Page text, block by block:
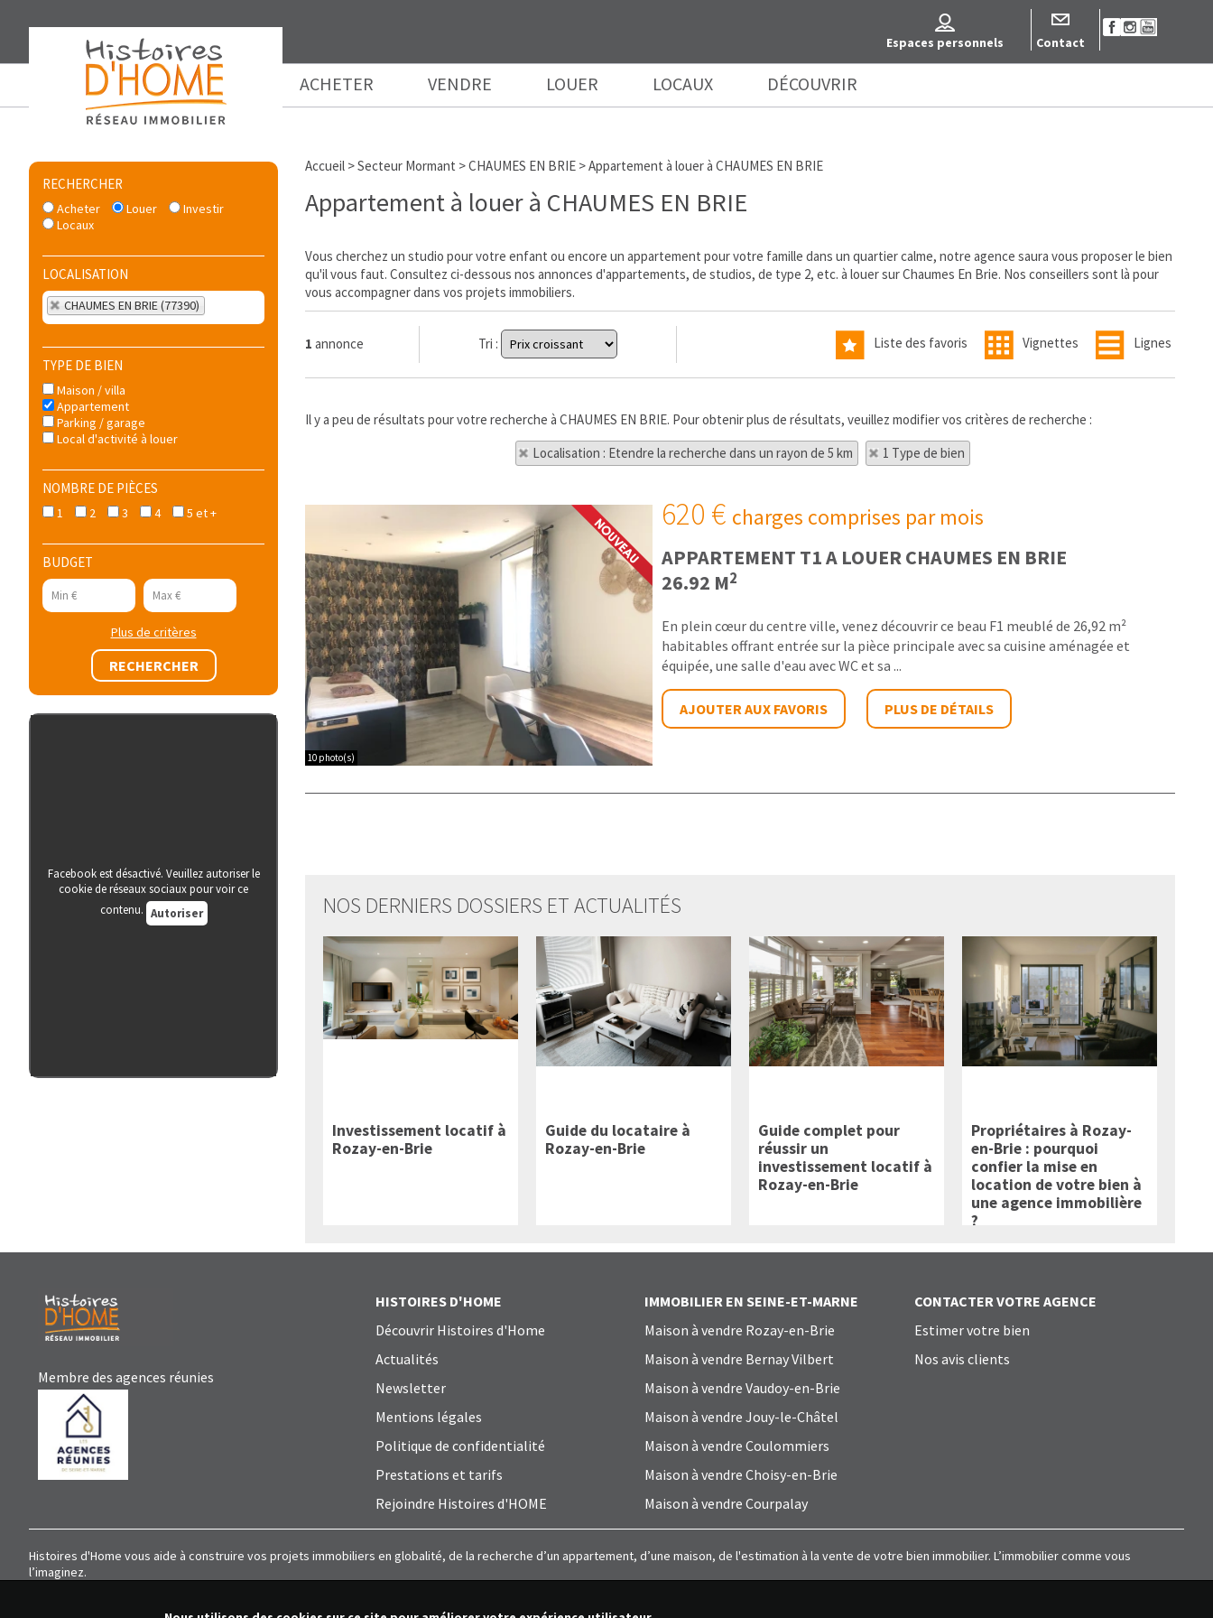
Contact
Espaces personnels
ACHETER VENDRE LOUER LOCAUX DÉCOUVRIR
RECHERCHER
Acheter Louer
Investir
Locaux
LOCALISATION
CHAUMES EN BRIE (77390)
TYPE DE BIEN
Maison / villa
Appartement
Parking / garage
Local d'activité à louer
NOMBRE DE PIÈCES
1 2 3 4 5 et +
BUDGET
Plus de critères
Facebook est désactivé. Veuillez autoriser le
cookie de réseaux sociaux pour voir ce
contenu. Autoriser
Accueil >Secteur Mormant >CHAUMES EN BRIE >Appartement à louer à CHAUMES EN BRIE
Appartement à louer à CHAUMES EN BRIE
Vous cherchez un studio pour votre enfant ou encore un appartement pour votre famille dans un quartier calme, notre agence saura vous proposer le bien
qu'il vous faut. Consultez ci-dessous nos annonces d'appartements, de studios, de type 2, etc. à louer sur Chaumes En Brie. Nos conseillers sont là pour
vous accompagner dans vos projets immobiliers.
1 annonce Tri : Liste des favoris Vignettes Lignes
Il y a peu de résultats pour votre recherche à CHAUMES EN BRIE. Pour obtenir plus de résultats, veuillez modifier vos critères de recherche :
Localisation : Etendre la recherche dans un rayon de 5 km
1 Type de bien
10 photo(s)
620 € charges comprises par mois
APPARTEMENT T1 A LOUERCHAUMES EN BRIE
26.92 M2
En plein cœur du centre ville, venez découvrir ce beau F1 meublé de 26,92 m²
habitables offrant entrée sur la pièce principale avec sa cuisine aménagée et
équipée, une salle d'eau avec WC et sa ...
AJOUTER AUX FAVORIS PLUS DE DÉTAILS
NOS DERNIERS DOSSIERS ET ACTUALITÉS
Investissement locatif à
Rozay-en-Brie
Guide du locataire à
Rozay-en-Brie
Guide complet pour
réussir un
investissement locatif à
Rozay-en-Brie
Propriétaires à Rozay-
en-Brie : pourquoi
confier la mise en
location de votre bien à
une agence immobilière
?
Membre des agences réunies
HISTOIRES D'HOME
Découvrir Histoires d'Home
Actualités
Newsletter
Mentions légales
Politique de confidentialité
Prestations et tarifs
Rejoindre Histoires d'HOME
IMMOBILIER EN SEINE-ET-MARNE
Maison à vendre Rozay-en-Brie
Maison à vendre Bernay Vilbert
Maison à vendre Vaudoy-en-Brie
Maison à vendre Jouy-le-Châtel
Maison à vendre Coulommiers
Maison à vendre Choisy-en-Brie
Maison à vendre Courpalay
CONTACTER VOTRE AGENCE
Estimer votre bien
Nos avis clients
Histoires d'Home vous aide à construire vos projets immobiliers en globalité, de la recherche d’un appartement, d’une maison, de l'estimation à la vente de votre bien immobilier. L’immobilier comme vous
l’imaginez.